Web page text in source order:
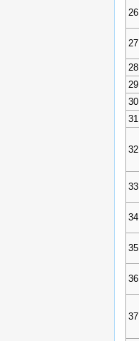
26
27
28
29
30
31
32
33
34
35
36
37